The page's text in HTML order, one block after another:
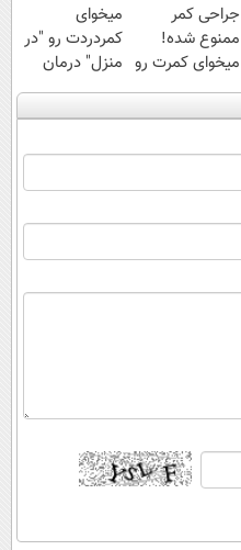
جراحی کمر
ممنوع شده!
میخوای کمرت رو
در منزل درمان
میخوای
کمردردت رو "در
منزل" درمان
کنی؟ (◂فیلم +